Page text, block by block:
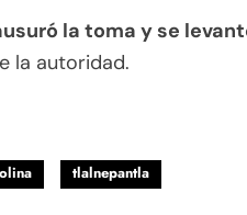
la toma y se
la autoridad.
tlalnepantla